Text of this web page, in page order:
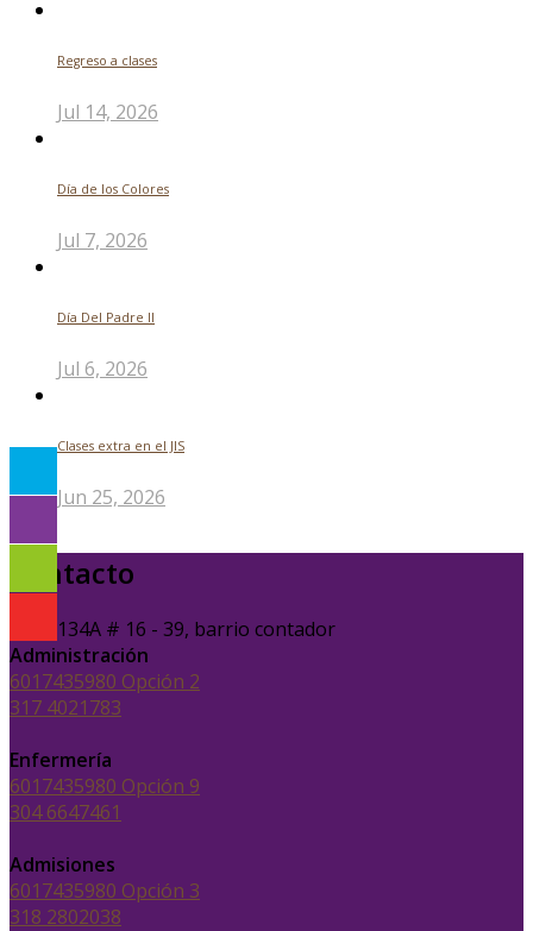
Regreso a clases
Jul 14, 2026
Día de los Colores
Jul 7, 2026
Día Del Padre ll
Jul 6, 2026
Clases extra en el JIS
Jun 25, 2026
Contacto
Calle 134A # 16 - 39, barrio contador
Administración
6017435980 Opción 2
317 4021783
Enfermería
6017435980 Opción 9
304 6647461
Admisiones
6017435980 Opción 3
318 2802038